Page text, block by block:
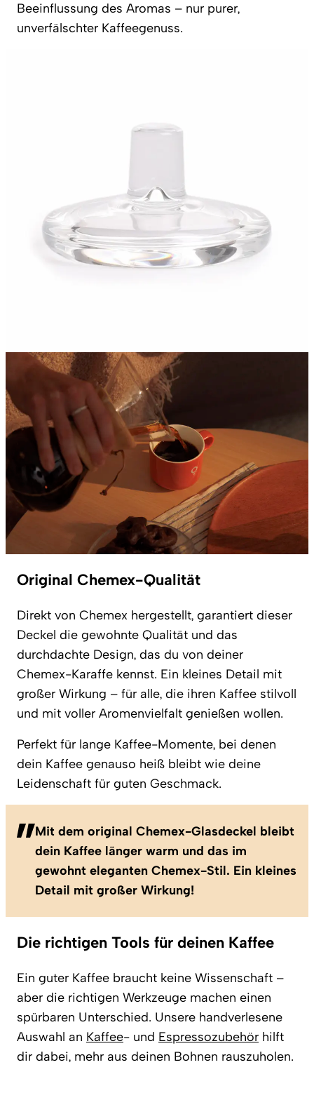
Beeinflussung des Aromas – nur purer,
unverfälschter Kaffeegenuss.
Original Chemex-Qualität
Direkt von Chemex hergestellt, garantiert dieser
Deckel die gewohnte Qualität und das
durchdachte Design, das du von deiner
Chemex-Karaffe kennst. Ein kleines Detail mit
großer Wirkung – für alle, die ihren Kaffee stilvoll
und mit voller Aromenvielfalt genießen wollen.
Perfekt für lange Kaffee-Momente, bei denen
dein Kaffee genauso heiß bleibt wie deine
Leidenschaft für guten Geschmack.
Mit dem original Chemex-Glasdeckel bleibt
dein Kaffee länger warm und das im
gewohnt eleganten Chemex-Stil. Ein kleines
Detail mit großer Wirkung!
Die richtigen Tools für deinen Kaffee
Ein guter Kaffee braucht keine Wissenschaft –
aber die richtigen Werkzeuge machen einen
spürbaren Unterschied. Unsere handverlesene
Auswahl an Kaffee- und Espressozubehör hilft
dir dabei, mehr aus deinen Bohnen rauszuholen.